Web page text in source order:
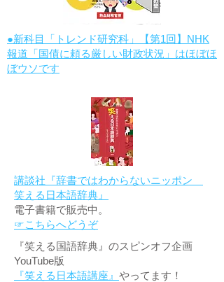
●新科目「トレンド研究科」【第1回】NHK
報道「国債に頼る厳しい財政状況」はほぼほ
ぼウソです
講談社『辞書ではわからないニッポン
笑える日本語辞典』
電子書籍で販売中。
☞こちらへどうぞ
『笑える国語辞典』のスピンオフ企画
YouTube版
『笑える日本語講座』 やってます！